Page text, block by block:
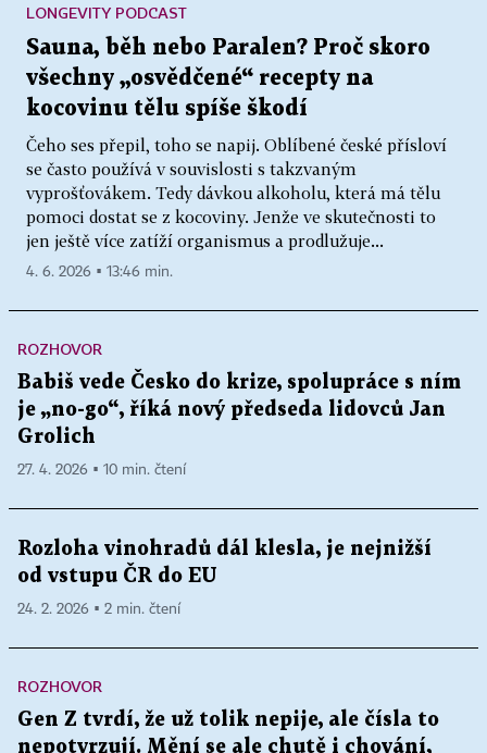
Sauna, běh nebo Paralen? Proč skoro
všechny „osvědčené“ recepty na
kocovinu tělu spíše škodí
Čeho ses přepil, toho se napij. Oblíbené české přísloví
se často používá v souvislosti s takzvaným
vyprošťovákem. Tedy dávkou alkoholu, která má tělu
pomoci dostat se z kocoviny. Jenže ve skutečnosti to
jen ještě více zatíží organismus a prodlužuje...
LONGEVITY PODCAST
4. 6. 2026 ▪ 13:46 min.
ROZHOVOR
Babiš vede Česko do krize, spolupráce s ním
je „no-go“, říká nový předseda lidovců Jan
Grolich
27. 4. 2026 ▪ 10 min. čtení
Rozloha vinohradů dál klesla, je nejnižší
od vstupu ČR do EU
24. 2. 2026 ▪ 2 min. čtení
ROZHOVOR
Gen Z tvrdí, že už tolik nepije, ale čísla to
nepotvrzují. Mění se ale chutě i chování,